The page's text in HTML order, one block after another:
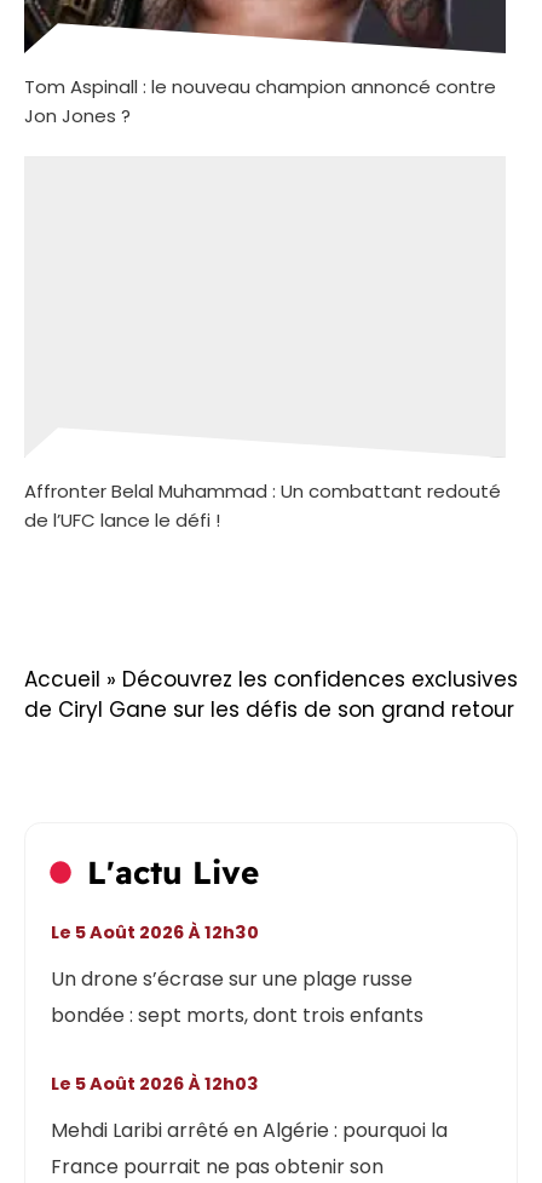
Tom Aspinall : le nouveau champion annoncé contre
Jon Jones ?
Affronter Belal Muhammad : Un combattant redouté
de l’UFC lance le défi !
Accueil » Découvrez les confidences exclusives
de Ciryl Gane sur les défis de son grand retour
L'actu Live
Un drone s’écrase sur une plage russe
bondée : sept morts, dont trois enfants
Le 5 Août 2026 À 12h30
Mehdi Laribi arrêté en Algérie : pourquoi la
France pourrait ne pas obtenir son
Le 5 Août 2026 À 12h03